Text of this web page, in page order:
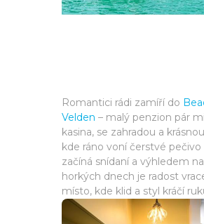
Romantici rádi zamíří do
Velden – malý penzion pár
kasina, se zahradou a
kde ráno voní čerstvé pečivo
začíná snídaní a výhledem
horkých dnech je radost
místo, kde klid a styl kráčí